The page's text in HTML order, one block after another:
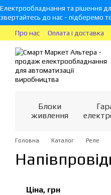
Перейти до основного
Електрообладнання та рішення
звертайтесь до нас - підберемо
Про нас
Оплата і доставка
Блоки
живлення
Головна Каталог Реле
Ціна, грн